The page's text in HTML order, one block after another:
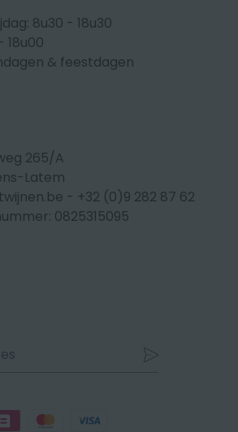
8u30 - 18u30
18u00
& feestdagen
265/A
Latem
- +32 (0)9 282 87 62
0825315095